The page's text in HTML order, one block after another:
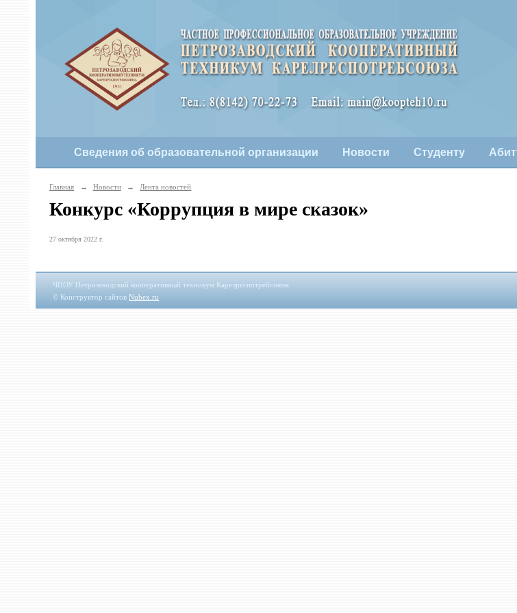
Сведения об образовательной организации Новости Студенту
Главная → Новости → Лента новостей
Конкурс «Коррупция в мире сказок»
27 октября 2022 г.
ЧПОУ Петрозаводский кооперативный техникум Карелреспотребсоюза
© Конструктор сайтовNubex.ru